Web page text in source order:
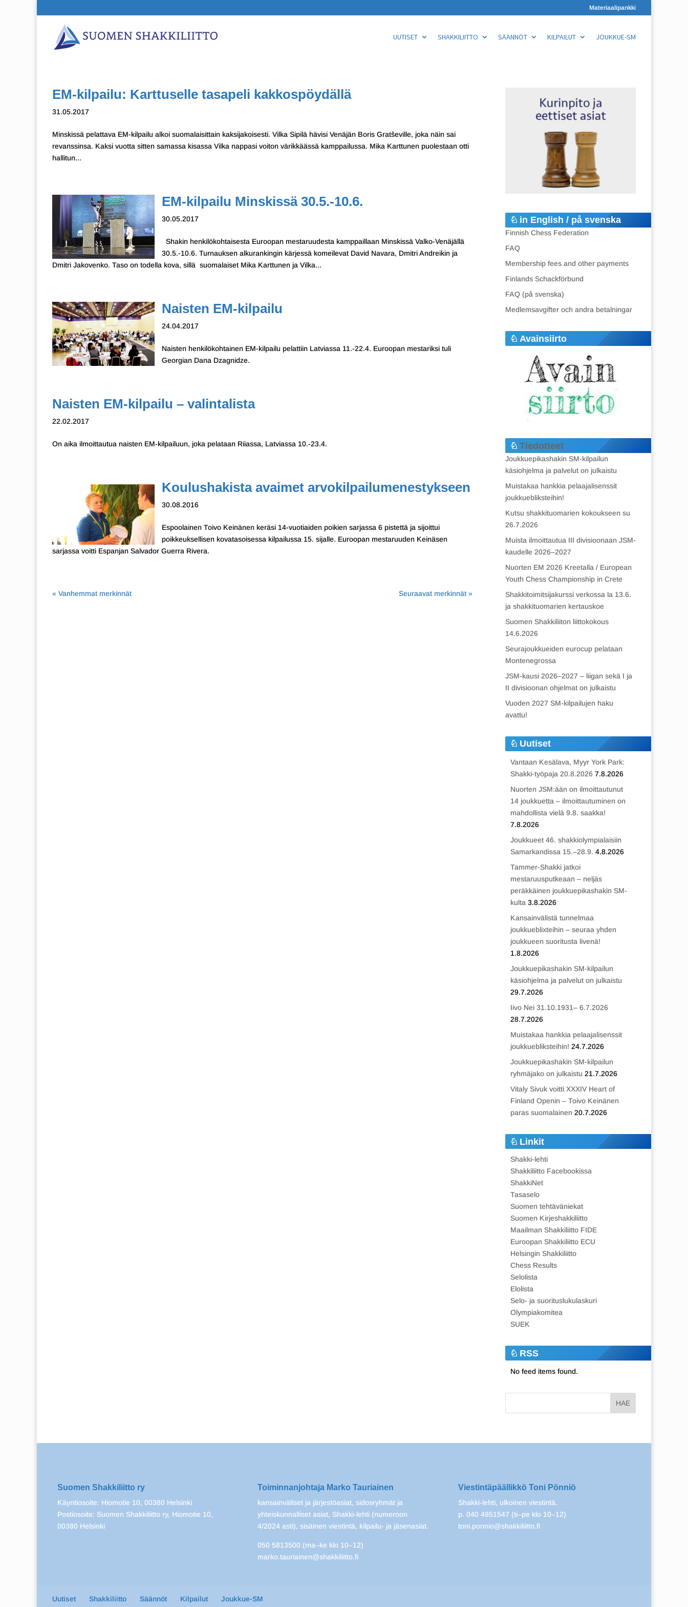
Materiaalipankki
UUTISET SHAKKILIITTO SÄÄNNÖT KILPAILUT JOUKKUE-SM
EM-kilpailu: Karttuselle tasapeli kakkospöydällä
31.05.2017
Minskissä pelattava EM-kilpailu alkoi suomalaisittain kaksijakoisesti. Vilka Sipilä hävisi Venäjän Boris Gratševille, joka näin sai
revanssinsa. Kaksi vuotta sitten samassa kisassa Vilka nappasi voiton värikkäässä kamppailussa. Mika Karttunen puolestaan otti
hallitun...
EM-kilpailu Minskissä 30.5.-10.6.
30.05.2017
Shakin henkilökohtaisesta Euroopan mestaruudesta kamppaillaan Minskissä Valko-Venäjällä
30.5.-10.6. Turnauksen alkurankingin kärjessä komeilevat David Navara, Dmitri Andreikin ja
Dmitri Jakovenko. Taso on todella kova, sillä suomalaiset Mika Karttunen ja Vilka...
Naisten EM-kilpailu
24.04.2017
Naisten henkilökohtainen EM-kilpailu pelattiin Latviassa 11.-22.4. Euroopan mestariksi tuli
Georgian Dana Dzagnidze.
Naisten EM-kilpailu – valintalista
22.02.2017
On aika ilmoittautua naisten EM-kilpailuun, joka pelataan Riiassa, Latviassa 10.-23.4.
Koulushakista avaimet arvokilpailumenestykseen
30.08.2016
Espoolainen Toivo Keinänen keräsi 14-vuotiaiden poikien sarjassa 6 pistettä ja sijoittui
poikkeuksellisen kovatasoisessa kilpailussa 15. sijalle. Euroopan mestaruuden Keinäsen
sarjassa voitti Espanjan Salvador Guerra Rivera.
« Vanhemmat merkinnät Seuraavat merkinnät »
in English / på svenska
Finnish Chess Federation
FAQ
Membership fees and other payments
Finlands Schackförbund
FAQ (på svenska)
Medlemsavgifter och andra betalningar
Avainsiirto
Tiedotteet
Joukkuepikashakin SM-kilpailun
käsiohjelma ja palvelut on julkaistu
Muistakaa hankkia pelaajalisenssit
joukkuebliksteihin!
Kutsu shakkituomarien kokoukseen su
26.7.2026
Muista ilmoittautua III divisioonaan JSM-
kaudelle 2026–2027
Nuorten EM 2026 Kreetalla / European
Youth Chess Championship in Crete
Shakkitoimitsijakurssi verkossa la 13.6.
ja shakkituomarien kertauskoe
Suomen Shakkiliiton liittokokous
14.6.2026
Seurajoukkueiden eurocup pelataan
Montenegrossa
JSM-kausi 2026–2027 – liigan sekä I ja
II divisioonan ohjelmat on julkaistu
Vuoden 2027 SM-kilpailujen haku
avattu!
Uutiset
Vantaan Kesälava, Myyr York Park:
Shakki-työpaja 20.8.2026 7.8.2026
Nuorten JSM:ään on ilmoittautunut
14 joukkuetta – ilmoittautuminen on
mahdollista vielä 9.8. saakka!
7.8.2026
Joukkueet 46. shakkiolympialaisiin
Samarkandissa 15.–28.9. 4.8.2026
Tammer-Shakki jatkoi
mestaruusputkeaan – neljäs
peräkkäinen joukkuepikashakin SM-
kulta 3.8.2026
Kansainvälistä tunnelmaa
joukkueblixteihin – seuraa yhden
joukkueen suoritusta livenä!
1.8.2026
Joukkuepikashakin SM-kilpailun
käsiohjelma ja palvelut on julkaistu
29.7.2026
Iivo Nei 31.10.1931– 6.7.2026
28.7.2026
Muistakaa hankkia pelaajalisenssit
joukkuebliksteihin! 24.7.2026
Joukkuepikashakin SM-kilpailun
ryhmäjako on julkaistu 21.7.2026
Vitaly Sivuk voitti XXXIV Heart of
Finland Openin – Toivo Keinänen
paras suomalainen 20.7.2026
Linkit
Shakki-lehti
Shakkiliitto Facebookissa
ShakkiNet
Tasaselo
Suomen tehtäväniekat
Suomen Kirjeshakkiliitto
Maailman Shakkiliitto FIDE
Euroopan Shakkiliitto ECU
Helsingin Shakkiliitto
Chess Results
Selolista
Elolista
Selo- ja suorituslukulaskuri
Olympiakomitea
SUEK
RSS
No feed items found.
Suomen Shakkiliitto ry
Käyntiosoite: Hiomotie 10, 00380 Helsinki
Postiosoite: Suomen Shakkiliitto ry, Hiomotie 10,
00380 Helsinki
Toiminnanjohtaja Marko Tauriainen
kansainväliset ja järjestöasiat, sidosryhmät ja
yhteiskunnalliset asiat, Shakki-lehti (numeroon
4/2024 asti), sisäinen viestintä, kilpailu- ja jäsenasiat.
050 5813500 (ma–ke klo 10–12)
marko.tauriainen@shakkiliitto.fi
Viestintäpäällikkö Toni Pönniö
Shakki-lehti, ulkoinen viestintä.
p. 040 4851547 (ti–pe klo 10–12)
toni.ponnio@shakkiliitto.fi
Uutiset Shakkiliitto Säännöt Kilpailut Joukkue-SM